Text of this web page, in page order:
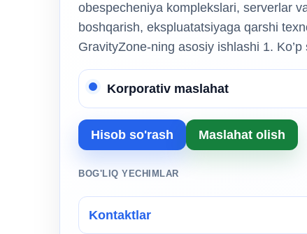
obespecheniya komplekslari, serverlar
boshqarish, ekspluatatsiyaga qarshi
GravityZone-ning asosiy ishlashi 1.
Korporativ maslahat
Hisob so'rash Maslahat olish
BOG'LIQ YECHIMLAR
Kontaktlar